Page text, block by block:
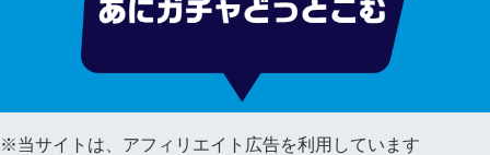
※当サイトは、アフィリエイト広告を利用しています